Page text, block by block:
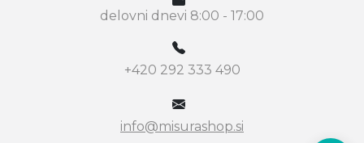
delovni dnevi 8:00 - 17:00
+420 292 333 490
info@misurashop.si